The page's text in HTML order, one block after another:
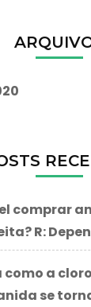
comprar
R:
como a
se